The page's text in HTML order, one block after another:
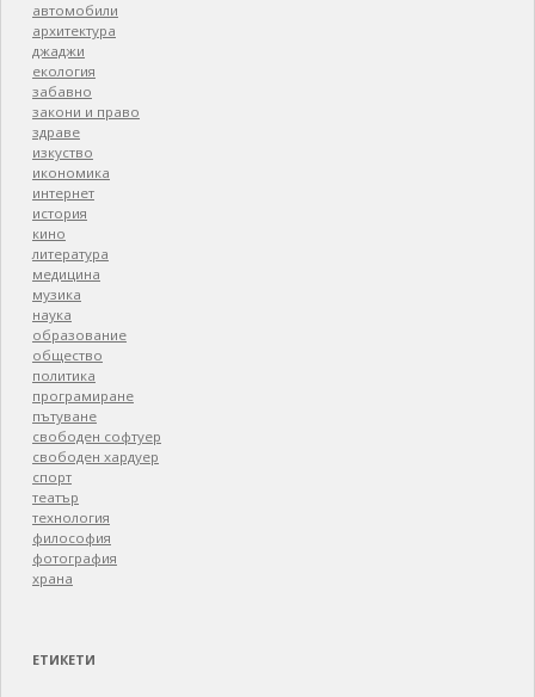
автомобили
архитектура
джаджи
екология
забавно
закони и право
здраве
изкуство
икономика
интернет
история
кино
литература
медицина
музика
наука
образование
общество
политика
програмиране
пътуване
свободен софтуер
свободен хардуер
спорт
театър
технология
философия
фотография
храна
ЕТИКЕТИ